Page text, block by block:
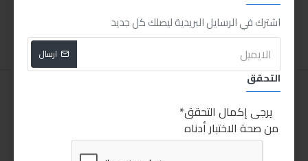
اشترك في الرسايل البريدية ليصلك كل جديد
ارسال
التحقق
يرجى إكمال التحقق
من صحة الاختبار أدناه
اضافة للسلة اضافة للسلة